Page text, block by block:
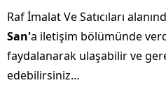
Raf İmalat Ve Satıcıları
San'a iletişim bölümünde
faydalanarak ulaşabilir ve
edebilirsiniz…